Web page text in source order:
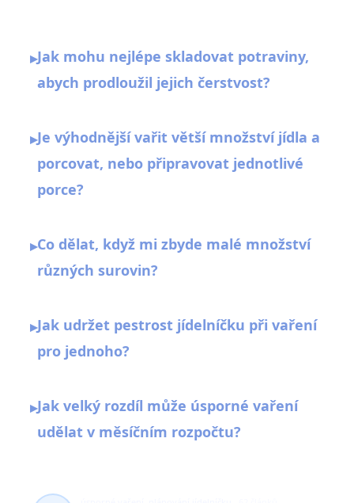
▸Jak mohu nejlépe skladovat potraviny,
abych prodloužil jejich čerstvost?
▸Je výhodnější vařit větší množství jídla a
porcovat, nebo připravovat jednotlivé
porce?
▸Co dělat, když mi zbyde malé množství
různých surovin?
▸Jak udržet pestrost jídelníčku při vaření
pro jednoho?
▸Jak velký rozdíl může úsporné vaření
udělat v měsíčním rozpočtu?